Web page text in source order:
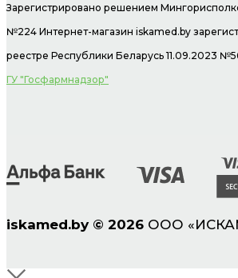
Зарегистрировано решением
№224 Интернет-магазин iskamed.by
реестре Республики Беларусь 11.09.2023
ГУ "Госфармнадзор"
iskamed.by © 2026 ООО